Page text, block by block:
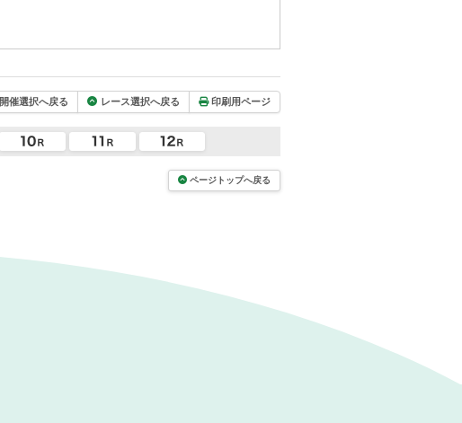
開催選択へ戻る レース選択へ戻る 印刷用ページ
ページトップへ戻る